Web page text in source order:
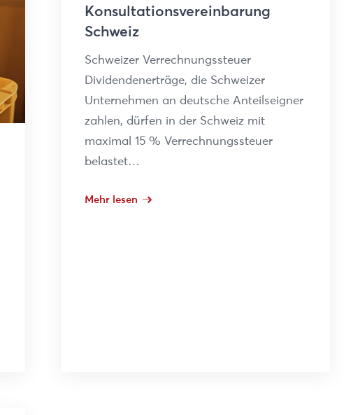
Konsultationsvereinbarung
Schweiz
Schweizer Verrechnungssteuer
Dividendenerträge, die Schweizer
Unternehmen an deutsche Anteilseigner
zahlen, dürfen in der Schweiz mit
maximal 15 % Verrechnungssteuer
belastet…
Mehr lesen